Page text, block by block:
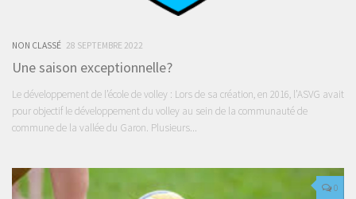
NON CLASSÉ 28 SEPTEMBRE 2022
Une saison exceptionnelle?
Le développement de l’école de volley : Lors de sa création, en 2016, l’ASVG avait
pour objectif le développement du volley au sein de la communauté de
commune de la vallée du Garon. Plusieurs...
0